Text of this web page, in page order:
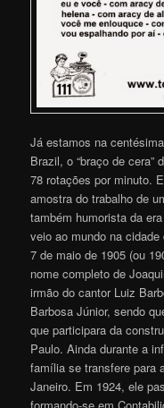
Já estamos na
Brazil, o “braço de cera”
78 rotações por minuto.
amostra do trabalho de
também humorista da
veio ao mundo na
7 de maio de 1905 (ou
nome completo de
irmão do cantor Luiz
Barbosa Júnior, sendo
que participara da
Paulo. Ainda durante a
família se transfere para
Janeiro. Em 1924, ele